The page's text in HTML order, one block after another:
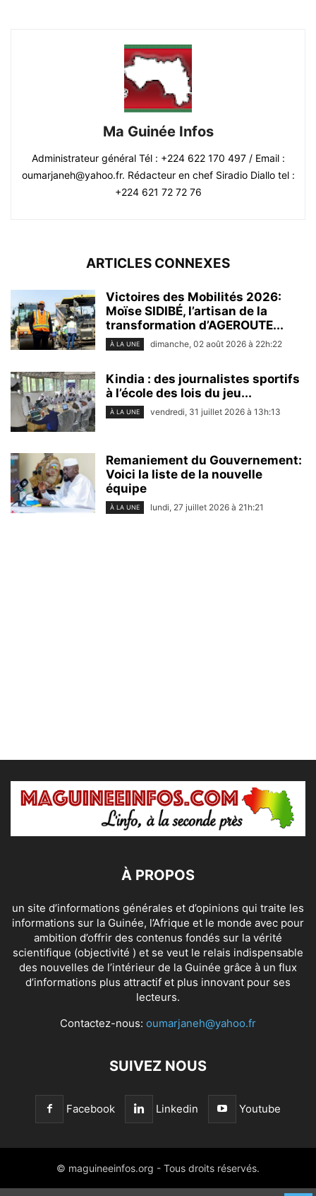
Ma Guinée Infos
Administrateur général Tél : +224 622 170 497 / Email :
oumarjaneh@yahoo.fr. Rédacteur en chef Siradio Diallo tel :
+224 621 72 72 76
ARTICLES CONNEXES
Victoires des Mobilités 2026:
Moïse SIDIBÉ, l’artisan de la
transformation d’AGEROUTE...
À LA UNE dimanche, 02 août 2026 à 22h:22
Kindia : des journalistes sportifs
à l’école des lois du jeu...
À LA UNE vendredi, 31 juillet 2026 à 13h:13
Remaniement du Gouvernement:
Voici la liste de la nouvelle
équipe
À LA UNE lundi, 27 juillet 2026 à 21h:21
À PROPOS
un site d’informations générales et d’opinions qui traite les
informations sur la Guinée, l’Afrique et le monde avec pour
ambition d’offrir des contenus fondés sur la vérité
scientifique (objectivité ) et se veut le relais indispensable
des nouvelles de l’intérieur de la Guinée grâce à un flux
d’informations plus attractif et plus innovant pour ses
lecteurs.
Contactez-nous: oumarjaneh@yahoo.fr
SUIVEZ NOUS
Facebook Linkedin Youtube
© maguineeinfos.org - Tous droits réservés.